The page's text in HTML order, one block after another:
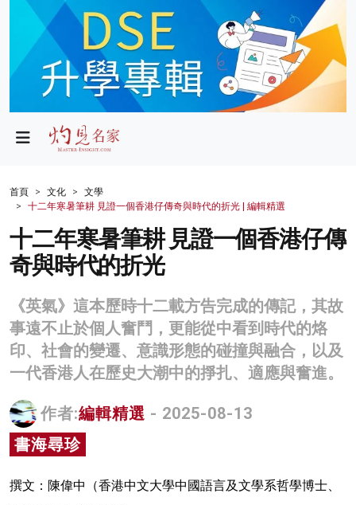
政局
財經
生活
健康
商業
科技
影片
名家榜
灼見活動
關於我們
首頁 文化
文學
十二年寒暑筆耕 見證一個香港仔傳奇與時代的折光 | 編輯精選
十二年寒暑筆耕 見證一個香港仔傳
奇與時代的折光
《英氣》這本歷時十二載方告完成的傳記，其故
事遠不止於個人奮鬥，更能從中看到時代的烙
印、社會的變遷、意識形態的碰撞與融合，以及
一代香港人在歷史大潮中的掙扎、適應與奮進。
作者:編輯精選 - 2025-08-13
書海尋珍
撰文：陳偉中（香港中文大學中國語言及文學系哲學博士、